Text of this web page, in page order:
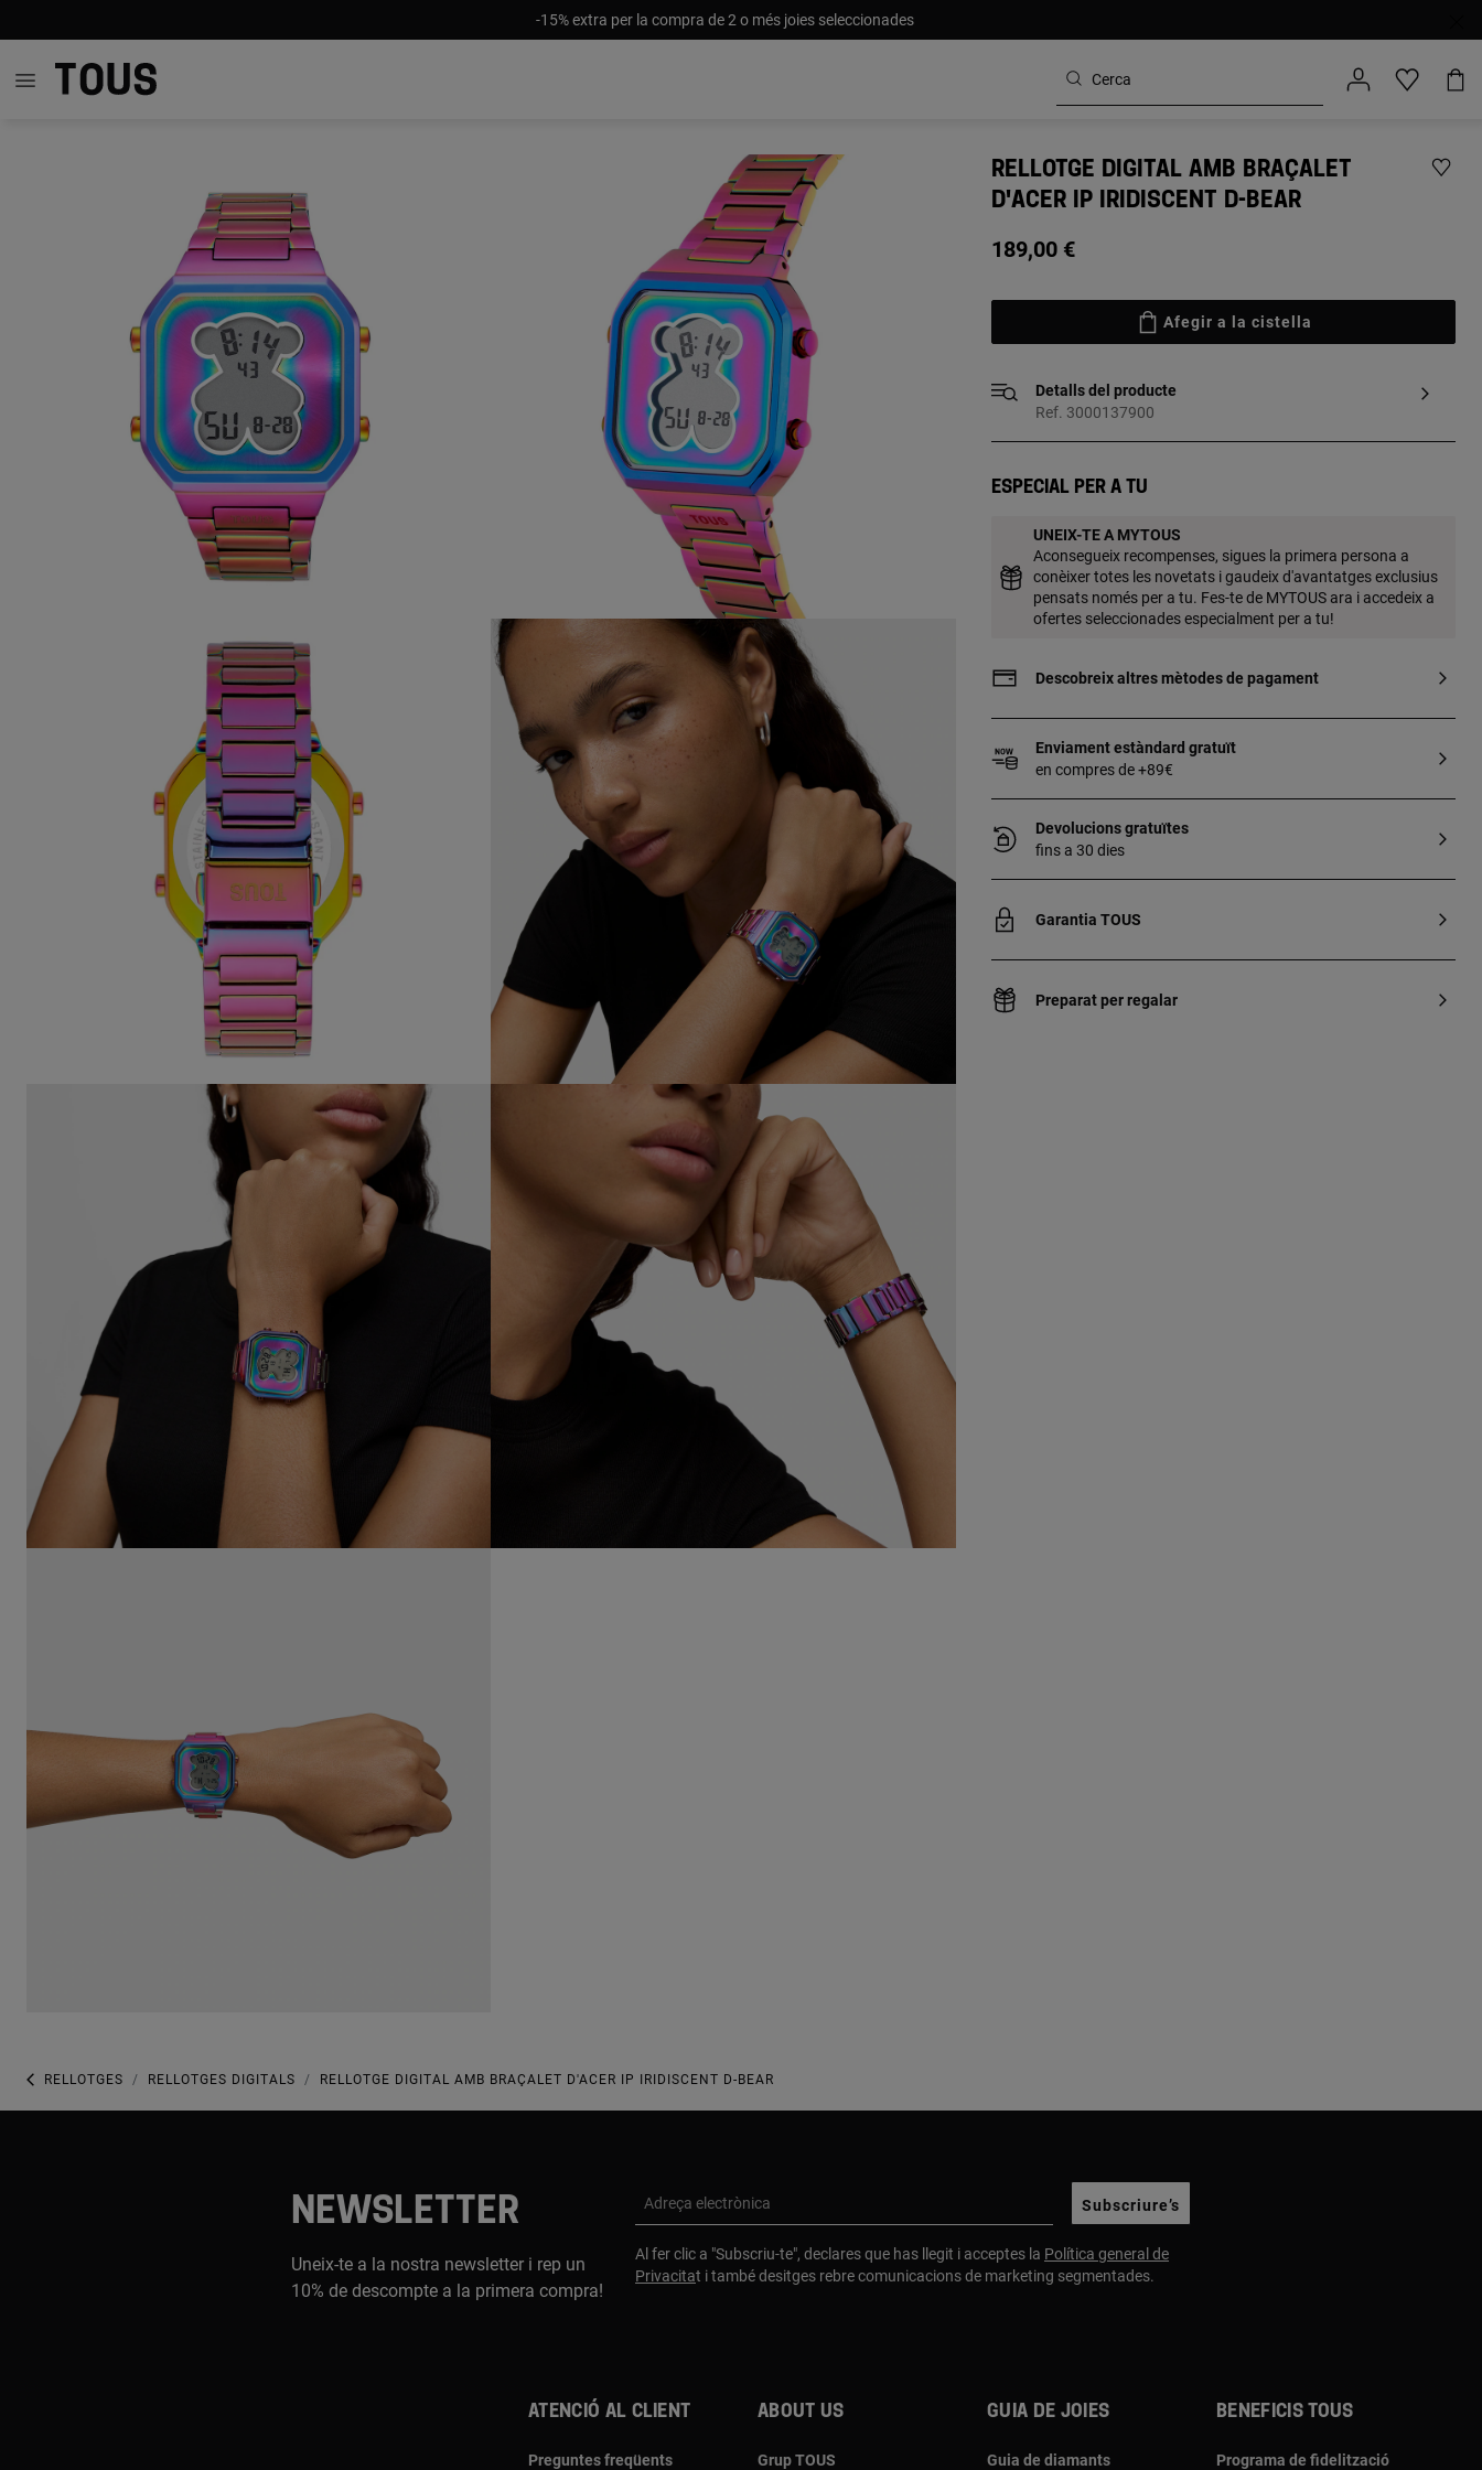
-15% extra per la compra de 2 o més joies seleccionades
RELLOTGE DIGITAL AMB BRAÇALET
D'ACER IP IRIDISCENT D-BEAR
189,00 €
Afegir a la cistella
Detalls del producte
Ref. 3000137900
Especial per a tu
UNEIX-TE A MYTOUS
Aconsegueix recompenses, sigues la primera persona a
conèixer totes les novetats i gaudeix d'avantatges exclusius
pensats només per a tu. Fes-te de MYTOUS ara i accedeix a
ofertes seleccionades especialment per a tu!
Descobreix altres mètodes de pagament
Enviament estàndard gratuït
en compres de +89€
Devolucions gratuïtes
fins a 30 dies
Garantia TOUS
Preparat per regalar
RELLOTGES RELLOTGES DIGITALS RELLOTGE DIGITAL AMB BRAÇALET D'ACER IP IRIDISCENT D-BEAR
NEWSLETTER
Uneix-te a la nostra newsletter i rep un
10% de descompte a la primera compra!
Adreça electrònica Subscriure’s
Al fer clic a "Subscriu-te", declares que has llegit i acceptes la Política general de
Privacitat i també desitges rebre comunicacions de marketing segmentades.
Atenció al client
Preguntes freqüents
About us
Grup TOUS
Guia de joies
Guia de diamants
Beneficis TOUS
Programa de fidelització